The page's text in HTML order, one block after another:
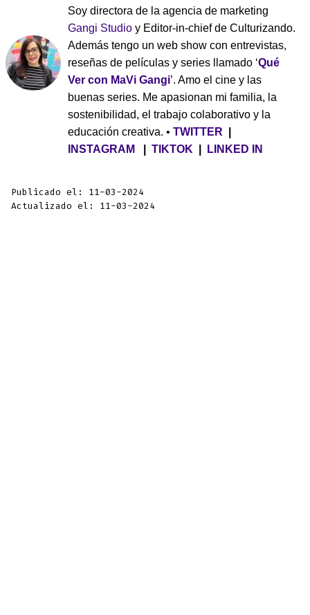
Soy directora de la agencia de marketing
Gangi Studio y Editor-in-chief de Culturizando.
Además tengo un web show con entrevistas,
reseñas de películas y series llamado ‘Qué
Ver con MaVi Gangi’. Amo el cine y las
buenas series. Me apasionan mi familia, la
sostenibilidad, el trabajo colaborativo y la
educación creativa. • TWITTER
INSTAGRAM
TIKTOK LINKED IN
Publicado el: 11-03-2024
Actualizado el: 11-03-2024